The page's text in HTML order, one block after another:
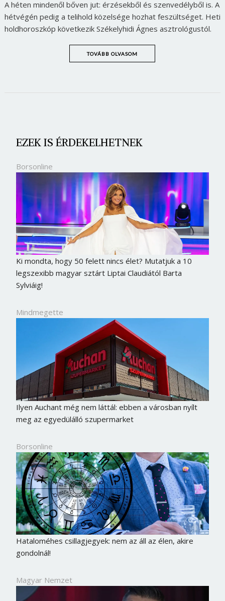
A héten mindenől bőven jut: érzésekből és szenvedélyből is. A
hétvégén pedig a telihold közelsége hozhat feszültséget. Heti
holdhoroszkóp következik Székelyhidi Ágnes asztrológustól.
TOVÁBB OLVASOM
EZEK IS ÉRDEKELHETNEK
Borsonline
Ki mondta, hogy 50 felett nincs élet? Mutatjuk a 10
legszexibb magyar sztárt Liptai Claudiától Barta
Sylviáig!
Mindmegette
Ilyen Auchant még nem láttál: ebben a városban nyílt
meg az egyedülálló szupermarket
Borsonline
Hataloméhes csillagjegyek: nem az áll az élen, akire
gondolnál!
Magyar Nemzet
Borsonline bejelentkezés